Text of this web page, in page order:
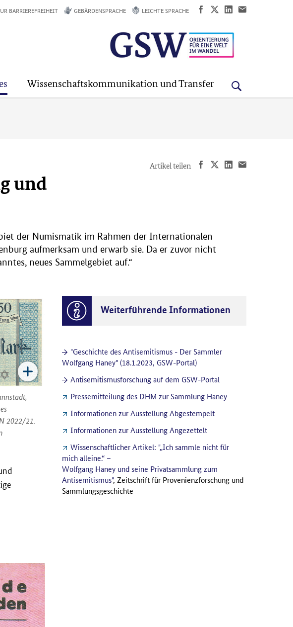
Wissenschaftskommunikation und Transfer
BARRIEREFREIHEIT GEBÄRDENSPRACHE LEICHTE SPRACHE
Artikel teilen
und
der Numismatik im Rahmen der Internationalen
aufmerksam und erwarb sie. Da er zuvor nicht
neues Sammelgebiet auf.“
2022/21.
Weiterführende Informationen
"Geschichte des Antisemitismus - Der Sammler
Wolfgang Haney" (18.1.2023, GSW-Portal)
Antisemitismusforschung auf dem GSW-Portal
Pressemitteilung des DHM zur Sammlung Haney
Informationen zur Ausstellung Abgestempelt
Informationen zur Ausstellung Angezettelt
Wissenschaftlicher Artikel: "„Ich sammle nicht für
mich alleine.“ –
Wolfgang Haney und seine Privatsammlung zum
Antisemitismus", Zeitschrift für Provenienzforschung und
Sammlungsgeschichte